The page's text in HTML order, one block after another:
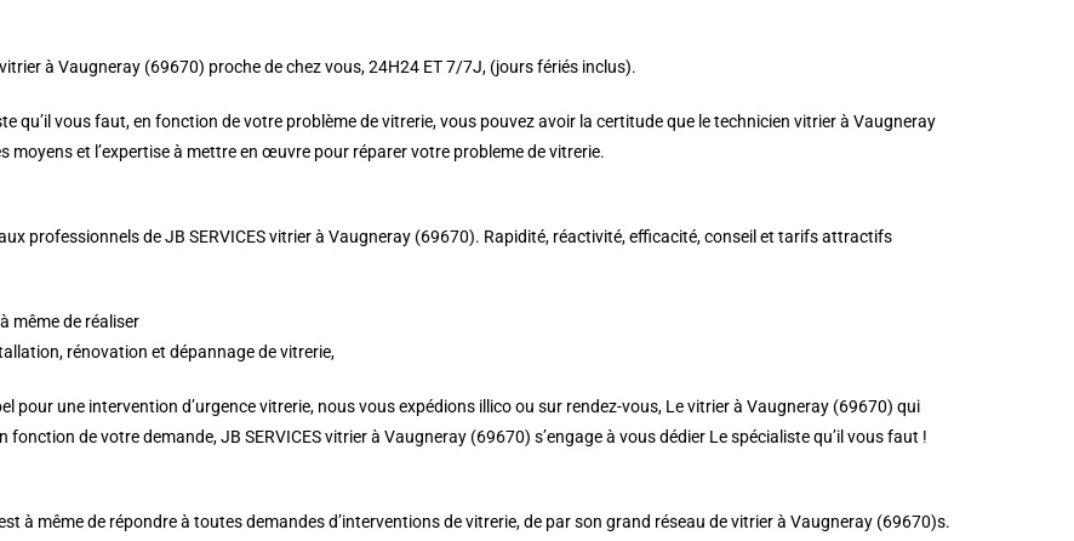
à Vaugneray (69670) proche de chez vous, 24H24 ET 7/7J, (jours fériés inclus).
qu’il vous faut, en fonction de votre problème de vitrerie, vous pouvez avoir la certitude que le technicien vitrier à Vaugneray
moyens et l’expertise à mettre en œuvre pour réparer votre probleme de vitrerie.
professionnels de JB SERVICES vitrier à Vaugneray (69670). Rapidité, réactivité, efficacité, conseil et tarifs attractifs
même de réaliser
rénovation et dépannage de vitrerie,
pour une intervention d’urgence vitrerie, nous vous expédions illico ou sur rendez-vous, Le vitrier à Vaugneray (69670) qui
de votre demande, JB SERVICES vitrier à Vaugneray (69670) s’engage à vous dédier Le spécialiste qu’il vous faut !
à même de répondre à toutes demandes d’interventions de vitrerie, de par son grand réseau de vitrier à Vaugneray (69670)s.